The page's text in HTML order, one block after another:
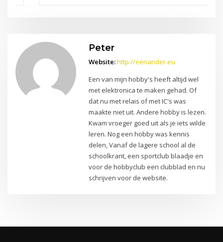
Peter
Website:http://eenander.eu
Een van mijn hobby's heeft altijd wel
met elektronica te maken gehad. Of
dat nu met relais of met IC's was
maakte niet uit. Andere hobby is lezen.
Kwam vroeger goed uit als je iets wilde
leren. Nog een hobby was kennis
delen, Vanaf de lagere school al de
schoolkrant, een sportclub blaadje en
voor de hobbyclub een clubblad en nu
schrijven voor de website.